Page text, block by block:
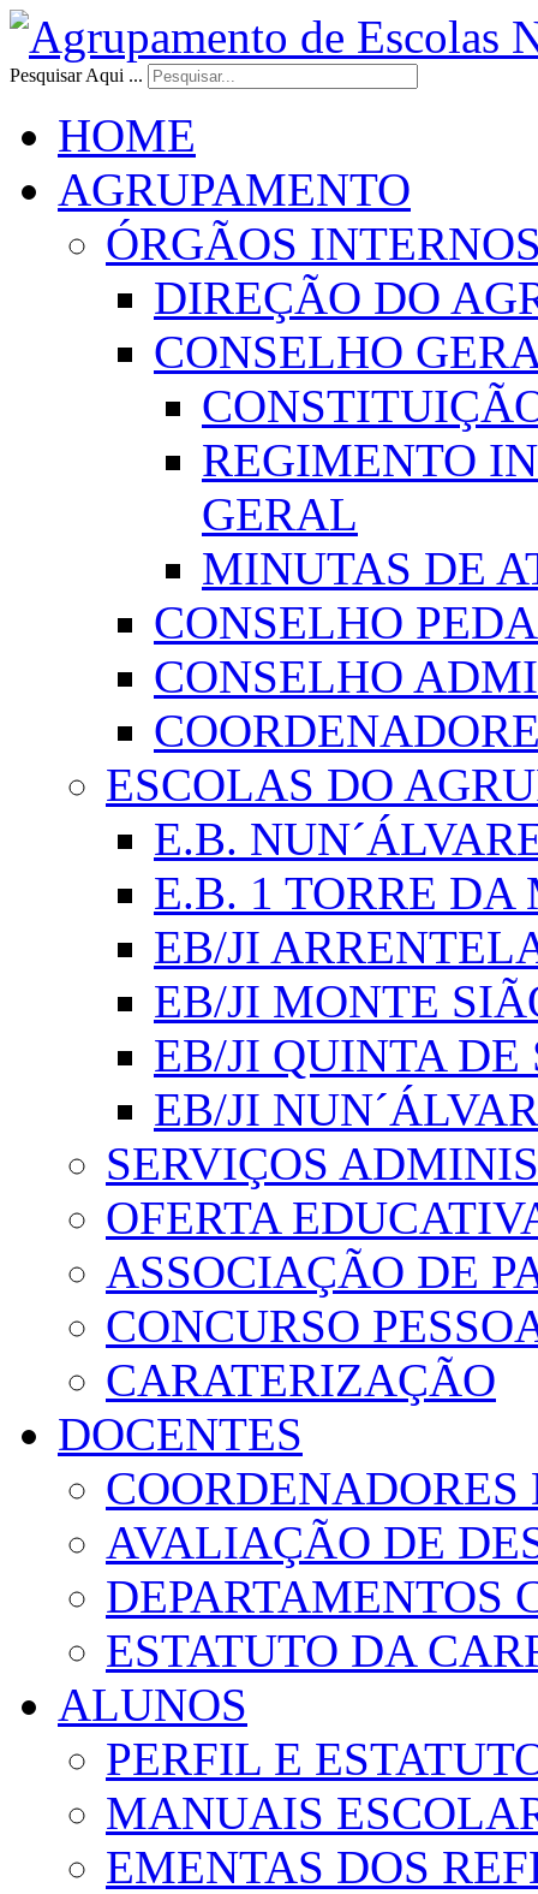
Pesquisar Aqui ...
HOME
AGRUPAMENTO
ÓRGÃOS
DIREÇÃO DO
CONSELHO
REGIMENTO
GERAL
MINUTAS DE
CONSELHO
CONSELHO
ESCOLAS DO
E.B.
E.B. 1 TORRE
EB/JI
EB/JI MONTE
EB/JI QUINTA DE
EB/JI
SERVIÇOS
OFERTA
ASSOCIAÇÃO DE
CONCURSO
CARATERIZAÇÃO
DOCENTES
AVALIAÇÃO DE
DEPARTAMENTOS
ESTATUTO DA
ALUNOS
PERFIL E
MANUAIS
EMENTAS DOS